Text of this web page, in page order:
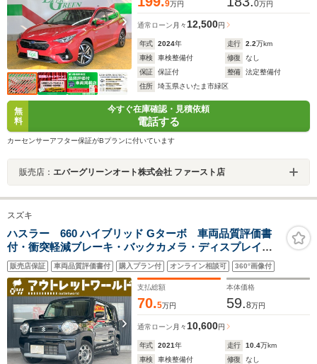
9万円 0万円
通常ローン 月々 12,500円
年式 2024年 走行 2.2万km
車検
車検整備付 修復
なし
保証
保証付 整備
法定整備付
住所
埼玉県さいたま市緑区
無
料
今すぐ在庫確認・見積依頼
電話する
カーセンサーアフター保証がBプランに付いています
販売店： エバーグリーンオート株式会社 ファースト店
スズキ
ハスラー 660 ハイブリッド Gターボ 車両品質評価書
付・衝突軽減ブレーキ・バックカメラ・ディスプレイオ
ーディオ・アダクティブクルーズコントロール・
Bluetooth・運転席助手席シートヒーター・Aエアコン・
オートライト・クリアランスソナー
販売店保証 車両品質評価書付 購入プラン付 オンライン相談可 360°画像付
支払総額
70.5万円
本体価格
59.8万円
通常ローン 月々 10,600円
年式 2021年 走行 10.4万km
車検
車検整備付 修復
なし